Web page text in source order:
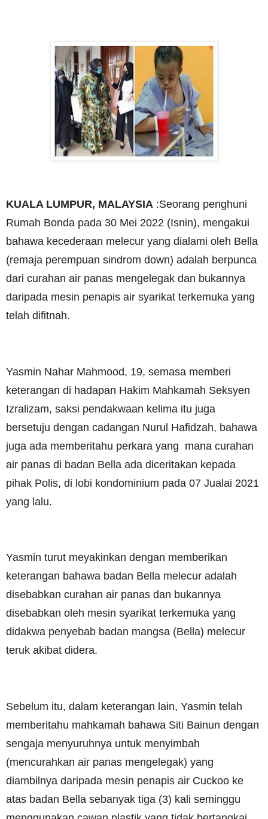
KUALA LUMPUR, MALAYSIA :Seorang penghuni
Rumah Bonda pada 30 Mei 2022 (Isnin), mengakui
bahawa kecederaan melecur yang dialami oleh Bella
(remaja perempuan sindrom down) adalah berpunca
dari curahan air panas mengelegak dan bukannya
daripada mesin penapis air syarikat terkemuka yang
telah difitnah.
Yasmin Nahar Mahmood, 19, semasa memberi
keterangan di hadapan Hakim Mahkamah Seksyen
Izralizam, saksi pendakwaan kelima itu juga
bersetuju dengan cadangan Nurul Hafidzah, bahawa
juga ada memberitahu perkara yang mana curahan
air panas di badan Bella ada diceritakan kepada
pihak Polis, di lobi kondominium pada 07 Jualai 2021
yang lalu.
Yasmin turut meyakinkan dengan memberikan
keterangan bahawa badan Bella melecur adalah
disebabkan curahan air panas dan bukannya
disebabkan oleh mesin syarikat terkemuka yang
didakwa penyebab badan mangsa (Bella) melecur
teruk akibat didera.
Sebelum itu, dalam keterangan lain, Yasmin telah
memberitahu mahkamah bahawa Siti Bainun dengan
sengaja menyuruhnya untuk menyimbah
(mencurahkan air panas mengelegak) yang
diambilnya daripada mesin penapis air Cuckoo ke
atas badan Bella sebanyak tiga (3) kali seminggu